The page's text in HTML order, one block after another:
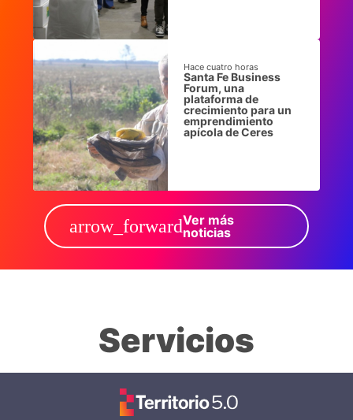
Hace cuatro horas
Santa Fe Business
Forum, una
plataforma de
crecimiento para un
emprendimiento
apícola de Ceres
arrow_forwardVer más
noticias
Servicios